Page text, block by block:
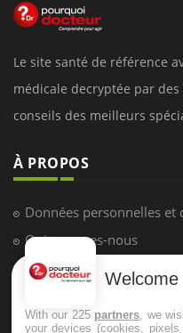
Le site santé de référence
médicale decryptée par
conseils des meilleurs
À PROPOS
Données personnelles et
Qui sommes-nous
Conditions d'utilisation
Mentions Légales
Welcome
With our 225 partners , we
your devices (cookies,